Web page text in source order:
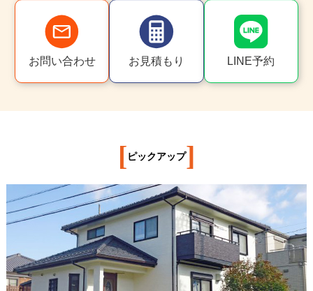
お問い合わせ お見積もり LINE予約
[ ピックアップ]